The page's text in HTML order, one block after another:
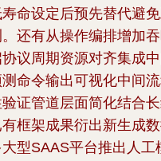
命设定后预先替代避
还有从操作编排增加
议周期资源对齐集成
命令输出可视化中间
证管道层面简化结合
框架成果衍出新生成
型SAAS平台推出人